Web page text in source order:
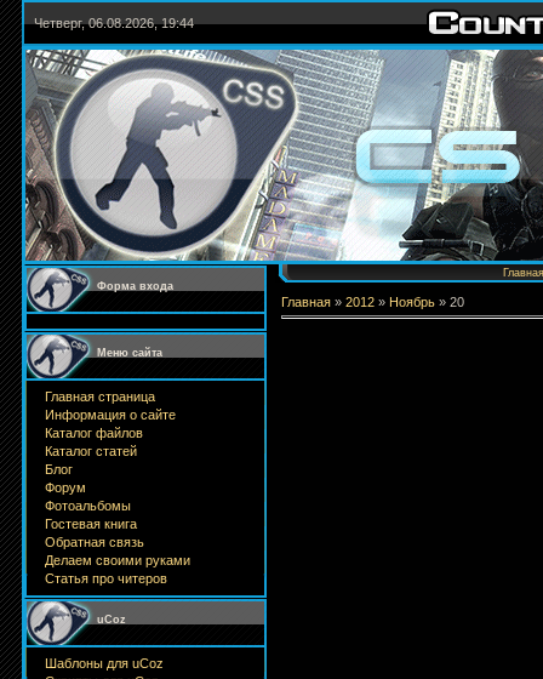
Четверг, 06.08.2026, 19:44
Форма входа
Меню сайта
Главная страница
Информация о сайте
Каталог файлов
Каталог статей
Блог
Форум
Фотоальбомы
Гостевая книга
Обратная связь
Делаем своими руками
Статья про читеров
uCoz
Шаблоны для uCoz
Главная
Главная » 2012 » Ноябрь » 20